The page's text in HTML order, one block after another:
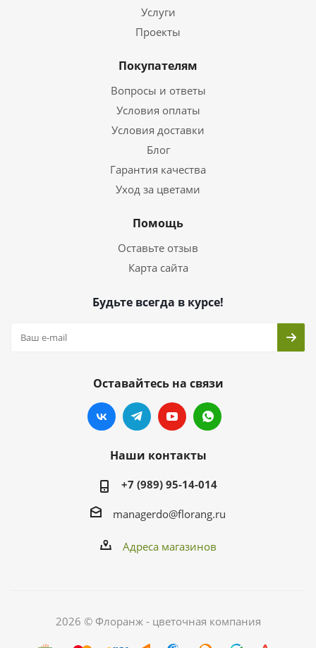
Услуги
Проекты
Покупателям
Вопросы и ответы
Условия оплаты
Условия доставки
Блог
Гарантия качества
Уход за цветами
Помощь
Оставьте отзыв
Карта сайта
Будьте всегда в курсе!
Оставайтесь на связи
Наши контакты
+7 (989) 95-14-014
managerdo@florang.ru
Адреса магазинов
2026 © Флоранж - цветочная компания